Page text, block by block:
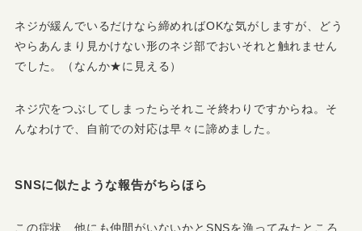
ネジが緩んでいるだけなら締めればOKな気がしますが、どう
やらあんまり見かけない形のネジ部でおいそれと触れません
でした。（なんか★に見える）
ネジ穴をつぶしてしまったらそれこそ終わりですからね。そ
んなわけで、自前での対応は早々に諦めました。
SNSに似たような報告がちらほら
この症状、他にも仲間がいないかとSNSを漁ってみたところ